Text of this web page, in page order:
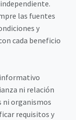
las fuentes
y
cada beneficio
ni relación
ni organismos
requisitos y